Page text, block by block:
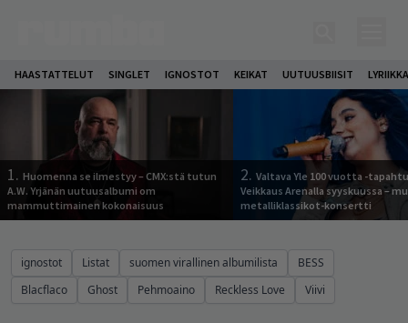
HAASTATTELUT SINGLET IGNOSTOT KEIKAT UUTUUSBIISIT
1. Huomenna se ilmestyy – CMX:stä tutun
A.W. Yrjänän uutuusalbumi om
mammuttimainen kokonaisuus
2. Valtava Yle 100 vuotta -
Veikkaus Arenalla syyskuussa –
metalliklassikot-konsertti
ignostot Listat suomen virallinen albumilista
BESS
Blacflaco
Ghost Pehmoaino Reckless Love Viivi